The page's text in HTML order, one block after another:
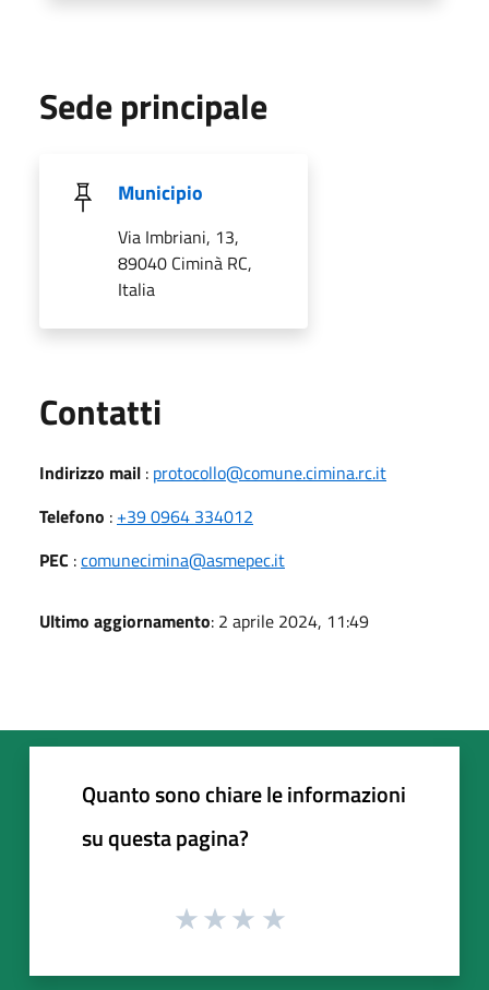
Sede principale
Municipio
Via Imbriani, 13,
89040 Ciminà RC,
Italia
Contatti
Indirizzo mail : protocollo@comune.cimina.rc.it
Telefono : +39 0964 334012
PEC :comunecimina@asmepec.it
Ultimo aggiornamento: 2 aprile 2024, 11:49
Quanto sono chiare le informazioni
su questa pagina?